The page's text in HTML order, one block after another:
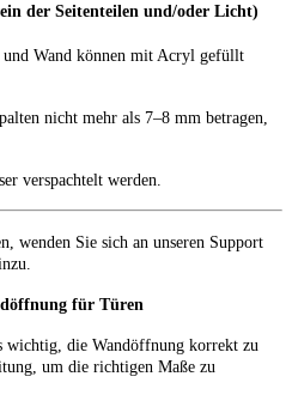
der Seitenteilen und/oder Licht)
Wand können mit Acryl gefüllt
nicht mehr als 7–8 mm betragen,
verspachtelt werden.
wenden Sie sich an unseren Support
für Türen
wichtig, die Wandöffnung korrekt zu
um die richtigen Maße zu